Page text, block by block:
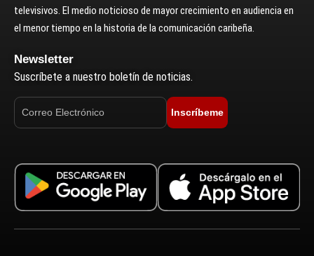
televisivos. El medio noticioso de mayor crecimiento en audiencia en
el menor tiempo en la historia de la comunicación caribeña.
Newsletter
Suscríbete a nuestro boletín de noticias.
Inscríbeme